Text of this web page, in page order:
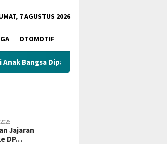
7 AGUSTUS 2026
OTOMOTIF
Dipamerkan di Istana
Jajaran
DP…